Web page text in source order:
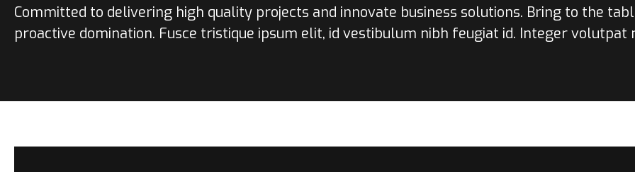
Committed to delivering high quality projects and innovate business solutions. Bring to the
proactive domination. Fusce tristique ipsum elit, id vestibulum nibh feugiat id. Integer volutpat